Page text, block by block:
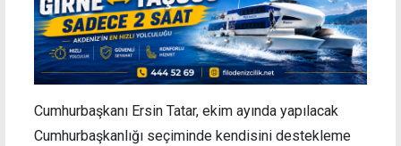
Cumhurbaşkanı Ersin Tatar, ekim ayında yapılacak
Cumhurbaşkanlığı seçiminde kendisini destekleme